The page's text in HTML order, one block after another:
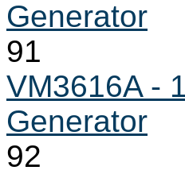
Generator
91
VM3616A -
Generator
92